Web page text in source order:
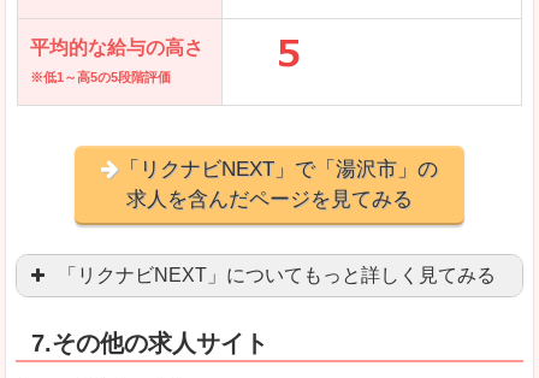
平均的な給与の高さ
※低1～高5の5段階評価
「リクナビNEXT」で「湯沢市」の
求人を含んだページを見てみる
「リクナビNEXT」についてもっと詳しく見てみる
7.その他の求人サイト